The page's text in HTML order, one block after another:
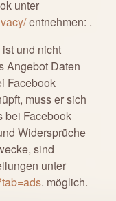
unter
entnehmen: .
und nicht
Angebot Daten
Facebook
muss er sich
bei Facebook
Widersprüche
sind
unter
. möglich.